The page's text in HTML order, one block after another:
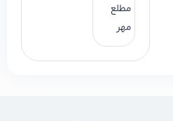
مطلع
مهر